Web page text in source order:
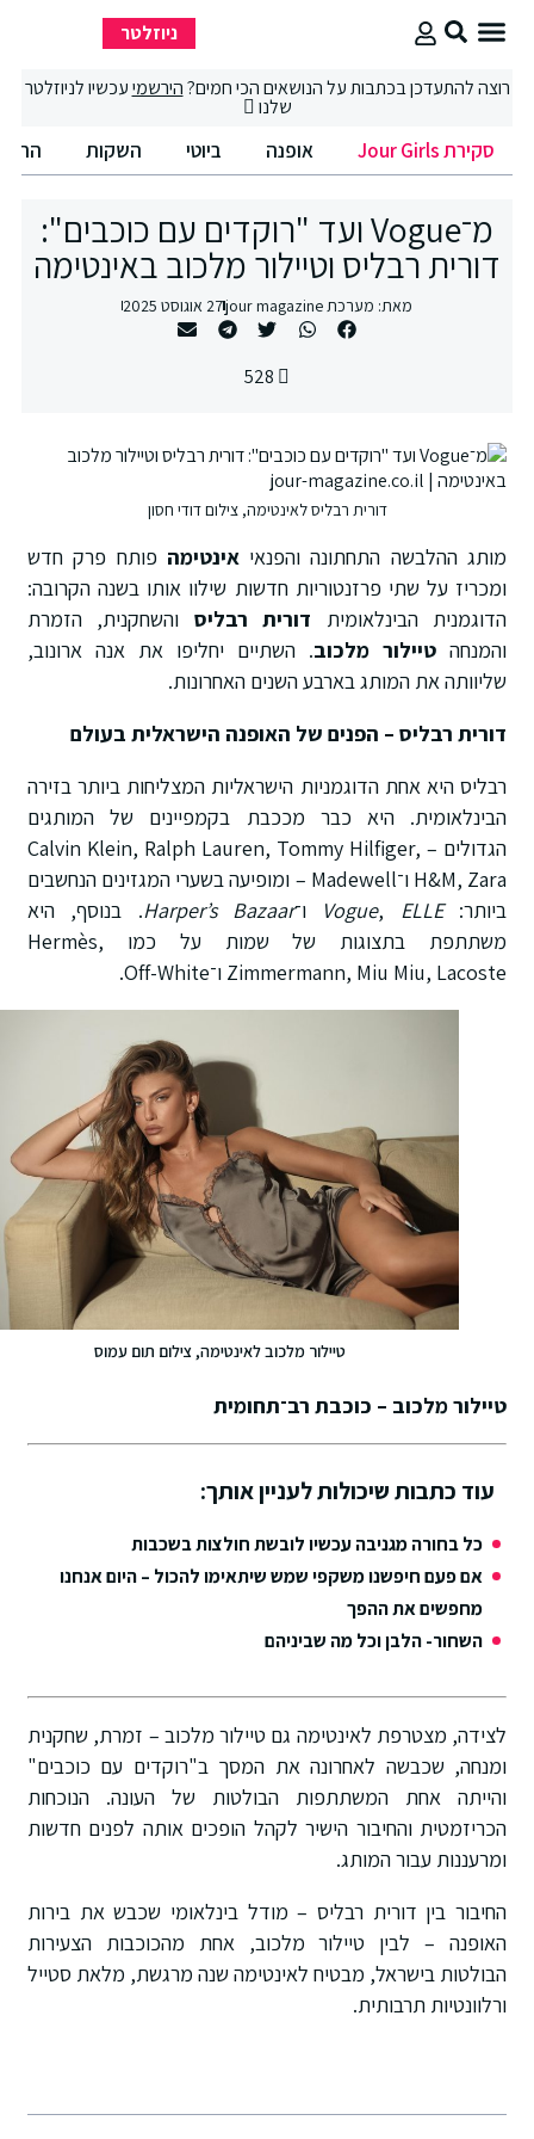
ניוזלטר
רוצה להתעדכן בכתבות על הנושאים הכי חמים?הירשמיעכשיו לניוזלטר
שלנו
סקירת Jour Girls אופנה ביוטי השקות החיים
מ־Vogue ועד "רוקדים עם כוכבים":
דורית רבליס וטיילור מלכוב באינטימה
מאת:מערכת jour magazine 27 אוגוסט 2025
דורית רבליס לאינטימה, צילום דודי חסון
מותג ההלבשה התחתונה והפנאיאינטימהפותח פרק חדש
ומכריז על שתי פרזנטוריות חדשות שילוו אותו בשנה הקרובה:
הדוגמנית הבינלאומיתדורית רבליסוהשחקנית, הזמרת
והמנחהטיילור מלכוב. השתיים יחליפו את אנה ארונוב,
שליוותה את המותג בארבע השנים האחרונות.
דורית רבליס – הפנים של האופנה הישראלית בעולם
רבליס היא אחת הדוגמניות הישראליות המצליחות ביותר בזירה
הבינלאומית. היא כבר מככבת בקמפיינים של המותגים
הגדולים – Calvin Klein, Ralph Lauren, Tommy Hilfiger,
H&M, Zara ו־Madewell – ומופיעה בשערי המגזינים הנחשבים
ביותר:
Vogue ,ELLE ו־ Harper’s Bazaar. בנוסף, היא
משתתפת בתצוגות של שמות על כמו Hermès,
Zimmermann, Miu Miu, Lacoste ו־Off-White.
טיילור מלכוב לאינטימה, צילום תום עמוס
טיילור מלכוב – כוכבת רב־תחומית
עוד כתבות שיכולות לעניין אותך:
כל בחורה מגניבה עכשיו לובשת חולצות בשכבות
אם פעם חיפשנו משקפי שמש שיתאימו להכול – היום אנחנו
מחפשים את ההפך
השחור- הלבן וכל מה שביניהם
לצידה, מצטרפת לאינטימה גם טיילור מלכוב – זמרת, שחקנית
ומנחה, שכבשה לאחרונה את המסך ב"רוקדים עם כוכבים"
והייתה אחת המשתתפות הבולטות של העונה. הנוכחות
הכריזמטית והחיבור הישיר לקהל הופכים אותה לפנים חדשות
ומרעננות עבור המותג.
החיבור בין דורית רבליס – מודל בינלאומי שכבש את בירות
האופנה – לבין טיילור מלכוב, אחת מהכוכבות הצעירות
הבולטות בישראל, מבטיח לאינטימה שנה מרגשת, מלאת סטייל
ורלוונטיות תרבותית.